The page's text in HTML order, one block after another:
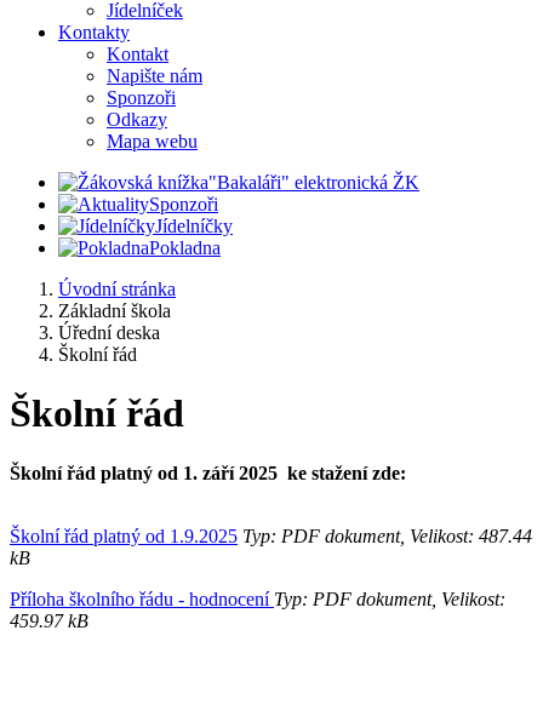
Jídelníček
Kontakty
Kontakt
Napište nám
Sponzoři
Odkazy
Mapa webu
"Bakaláři" elektronická ŽK
Sponzoři
Jídelníčky
Pokladna
Úvodní stránka
Základní škola
Úřední deska
Školní řád
Školní řád
Školní řád platný od 1. září 2025 ke stažení zde:
Školní řád platný od 1.9.2025 Typ: PDF dokument, Velikost: 487.44
kB
Příloha školního řádu - hodnocení Typ: PDF dokument, Velikost:
459.97 kB